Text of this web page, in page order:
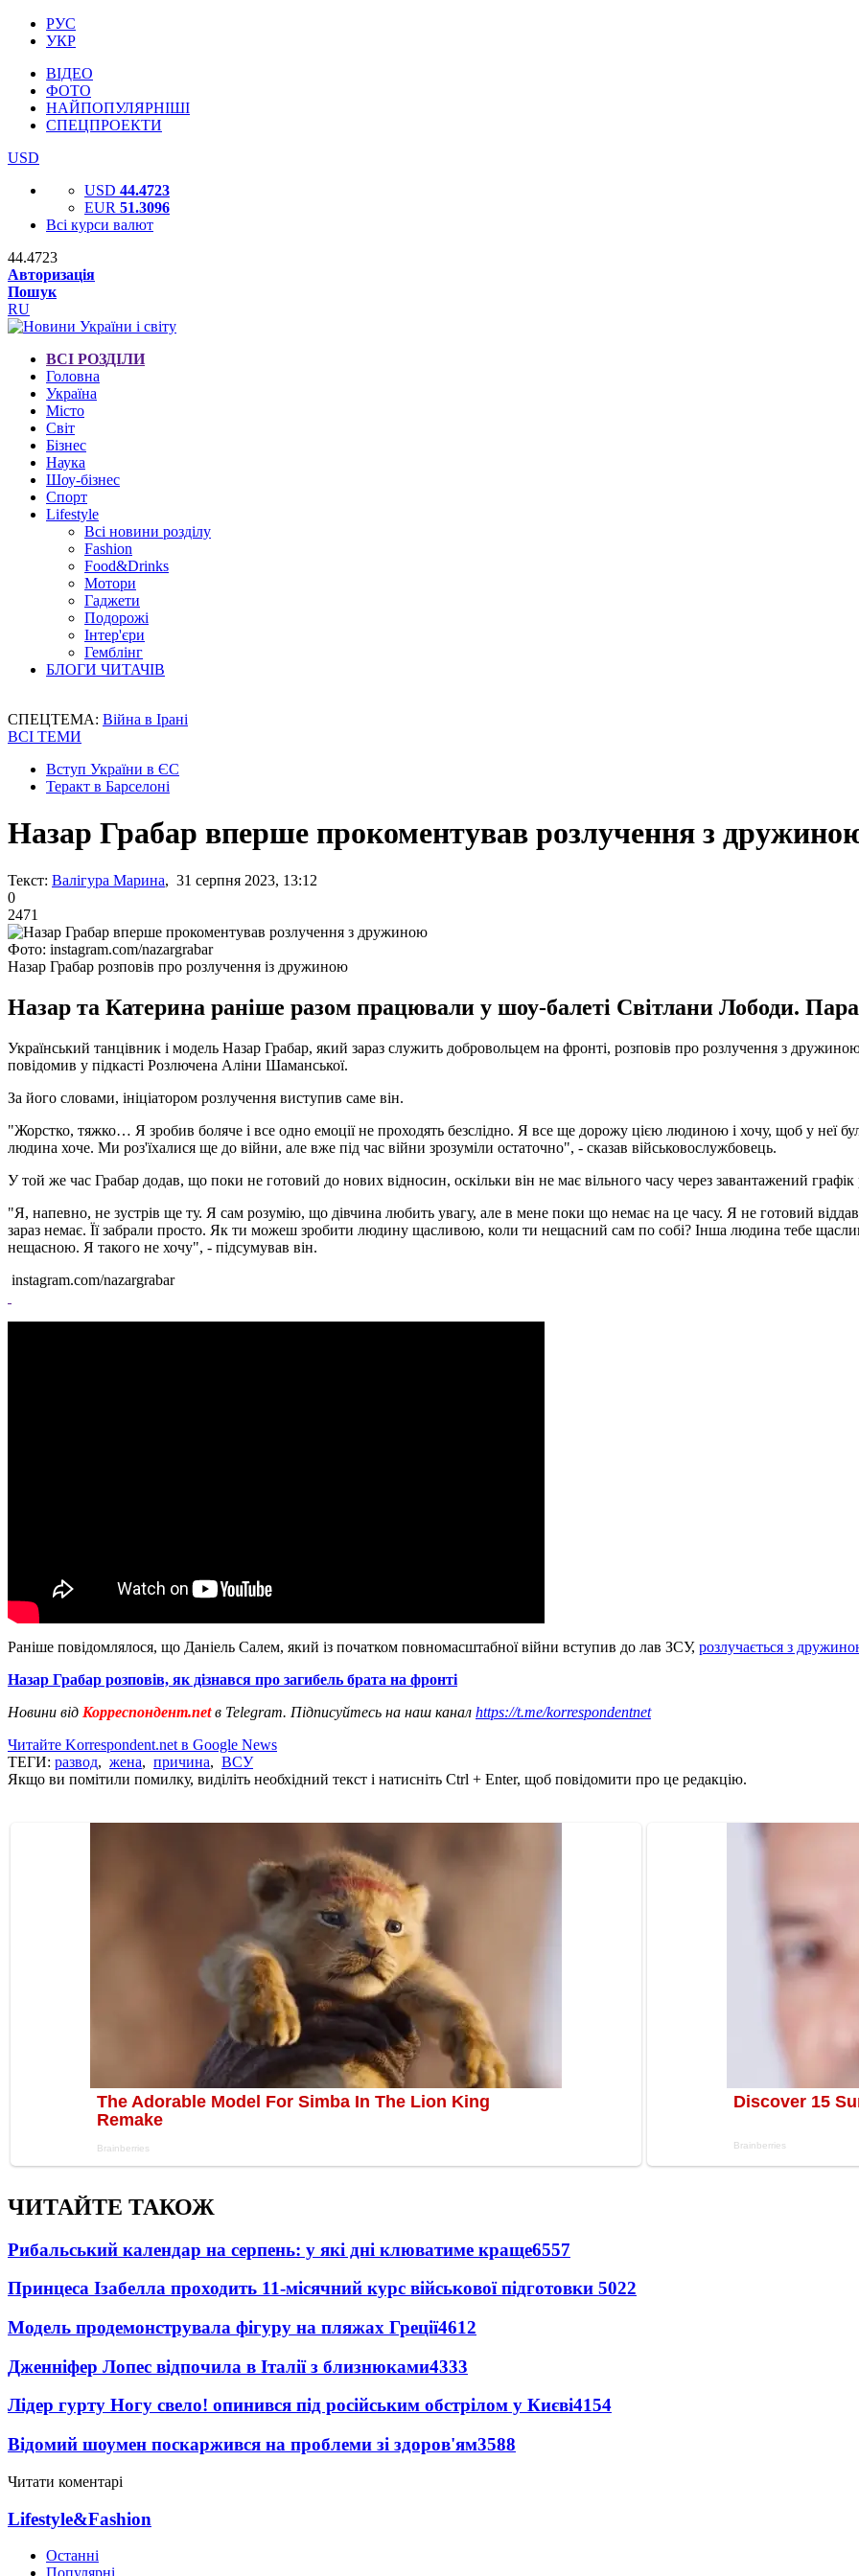
РУС
УКР
ВІДЕО
ФОТО
НАЙПОПУЛЯРНІШІ
СПЕЦПРОЕКТИ
USD
USD 44.4723
EUR 51.3096
Всі курси валют
44.4723
Авторизація
Пошук
RU
ВСІ РОЗДІЛИ
Головна
Україна
Місто
Світ
Бізнес
Наука
Шоу-бізнес
Спорт
Lifestyle
Всі новини розділу
Fashion
Food&Drinks
Мотори
Гаджети
Подорожі
Інтер'єри
Гемблінг
БЛОГИ ЧИТАЧІВ
СПЕЦТЕМА: Війна в Ірані
ВСІ ТЕМИ
Вступ України в ЄС
Теракт в Барселоні
Назар Грабар вперше прокоментував розлучення з
Текст: Валігура Марина, 31 серпня 2023, 13:12
0
2471
Фото: instagram.com/nazargrabar
Назар Грабар розповів про розлучення із дружиною
Назар та Катерина раніше разом працювали у шоу-балеті Світлани Лободи.
Український танцівник і модель Назар Грабар, який зараз служить добровольцем на фронті, розповів про розлучення з
повідомив у підкасті Розлючена Аліни Шаманської.
За його словами, ініціатором розлучення виступив саме він.
"Жорстко, тяжко… Я зробив боляче і все одно емоції не проходять безслідно. Я все ще дорожу цією людиною і хочу, щоб у неї
людина хоче. Ми роз'їхалися ще до війни, але вже під час війни зрозуміли остаточно", - сказав військовослужбовець.
У той же час Грабар додав, що поки не готовий до нових відносин, оскільки він не має вільного часу через завантажений
"Я, напевно, не зустрів ще ту. Я сам розумію, що дівчина любить увагу, але в мене поки що немає на це часу. Я не готовий
зараз немає. Її забрали просто. Як ти можеш зробити людину щасливою, коли ти нещасний сам по собі? Інша людина тебе
нещасною. Я такого не хочу", - підсумував він.
instagram.com/nazargrabar
Раніше повідомлялося, що Даніель Салем, який із початком повномасштабної війни вступив до лав ЗСУ, розлучається з
Назар Грабар розповів, як дізнався про загибель брата на фронті
Новини від Корреспондент.netв Telegram. Підписуйтесь на наш канал https://t.me/korrespondentnet
Читайте Korrespondent.net в Google News
ТЕГИ: развод, жена, причина, ВСУ
Якщо ви помітили помилку, виділіть необхідний текст і натисніть Ctrl + Enter, щоб повідомити про це редакцію.
ЧИТАЙТЕ ТАКОЖ
Рибальський календар на серпень: у які дні клюватиме краще6557
Принцеса Ізабелла проходить 11-місячний курс військової підготовки 5022
Модель продемонструвала фігуру на пляжах Греції4612
Дженніфер Лопес відпочила в Італії з близнюками4333
Лідер гурту Ногу свело! опинився під російським обстрілом у Києві4154
Відомий шоумен поскаржився на проблеми зі здоров'ям3588
Читати коментарі
Lifestyle&Fashion
Останні